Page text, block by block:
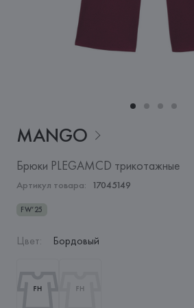
MANGO
Брюки PLEGAMCD трикотажные
Артикул товара: 17045149
FW’25
Цвет: Бордовый